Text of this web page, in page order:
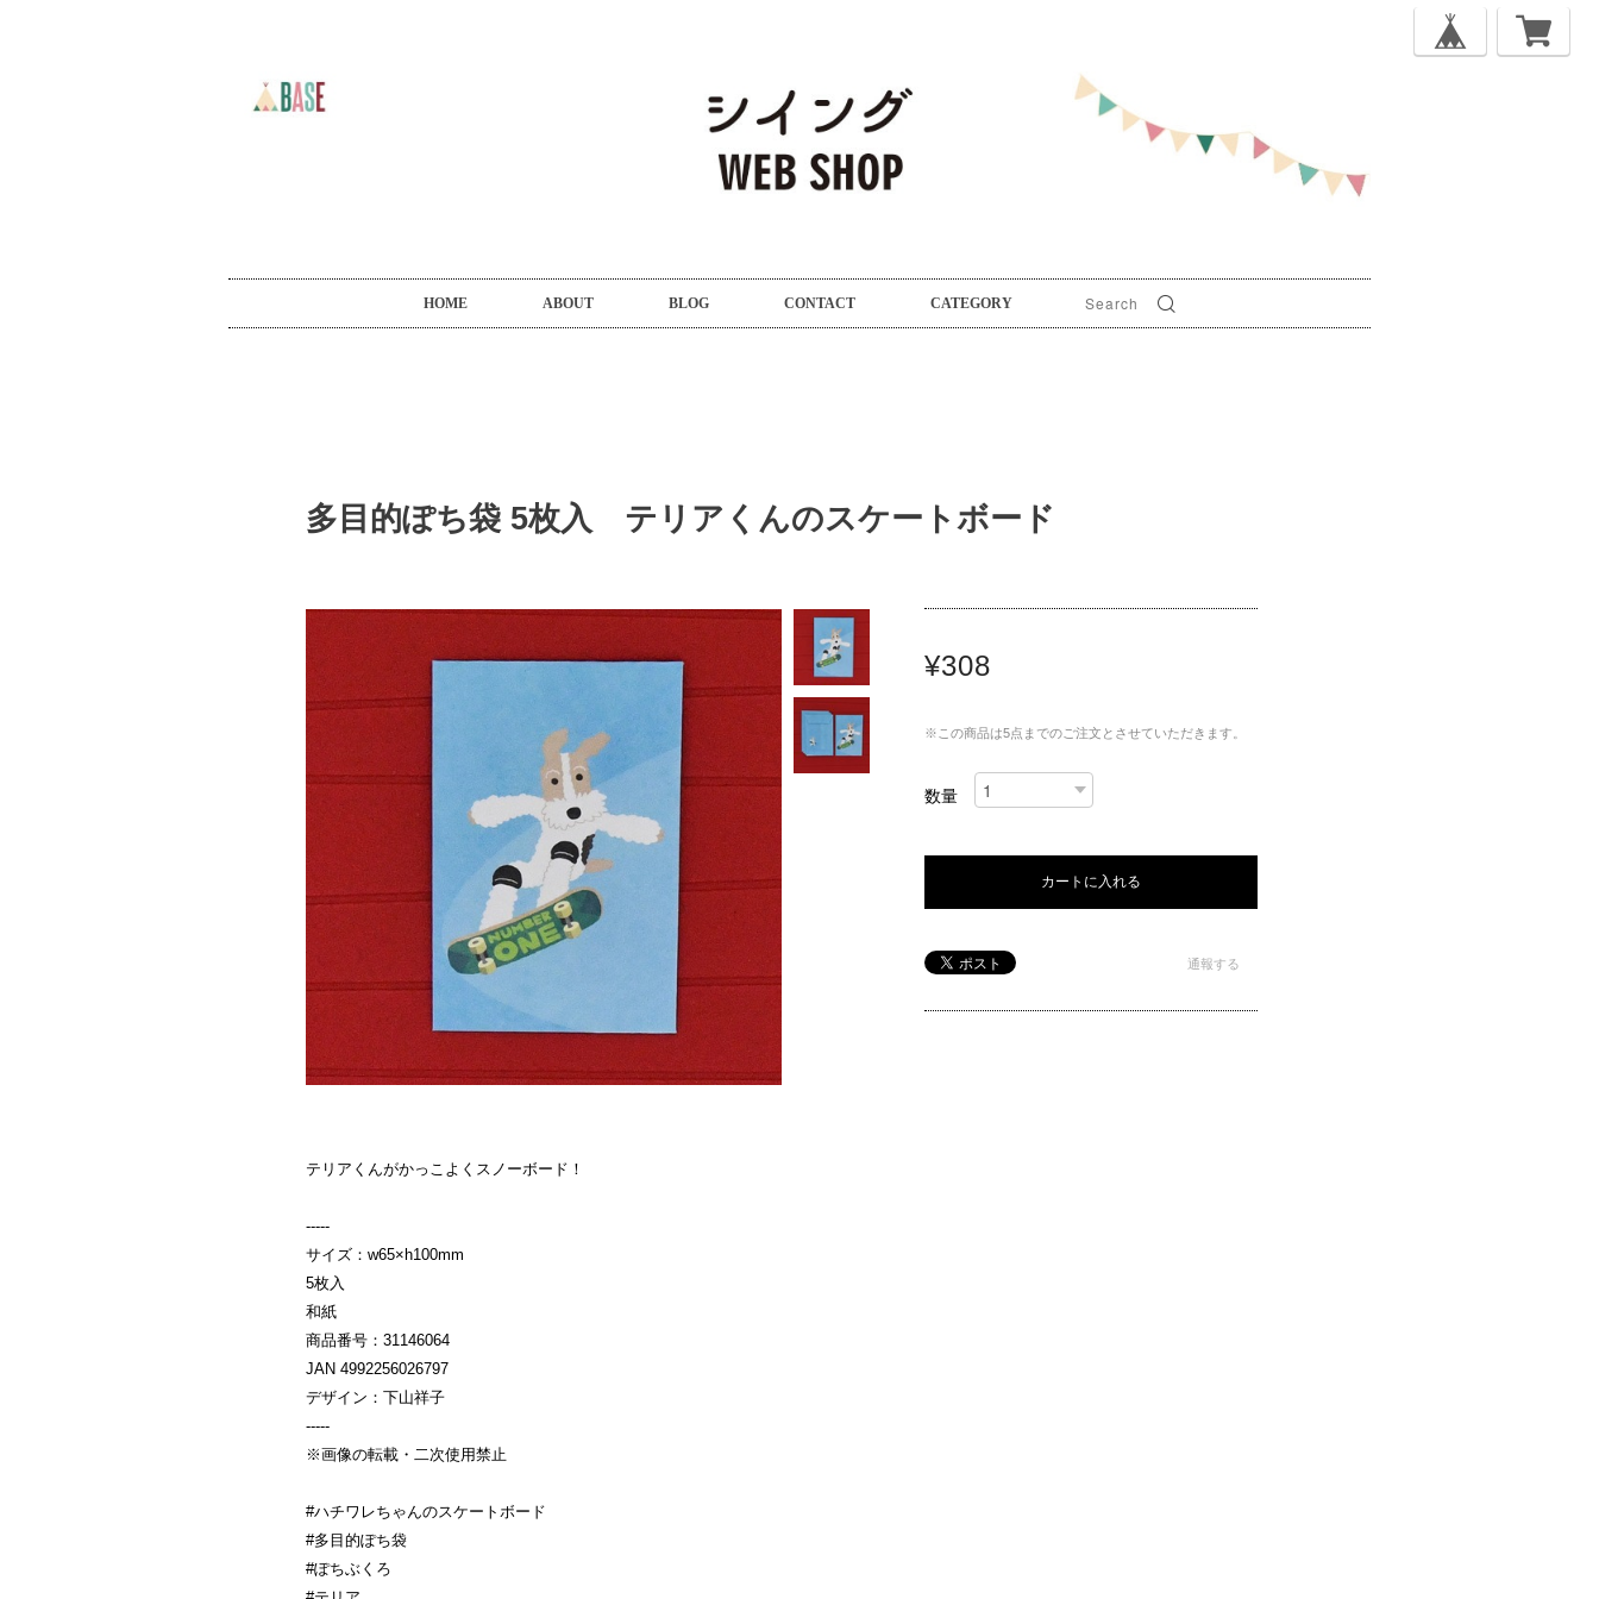
HOME ABOUT BLOG CONTACT CATEGORY
多目的ぽち袋 5枚入 テリアくんのスケートボード
テリアくんがかっこよくスノーボード！
-----
サイズ：w65×h100mm
5枚入
和紙
商品番号：31146064
JAN 4992256026797
デザイン：下山祥子
-----
※画像の転載・二次使用禁止
#ハチワレちゃんのスケートボード
#多目的ぽち袋
#ぽちぶくろ
¥308
※この商品は5点までのご注文とさせていただきます。
数量
カートに入れる
通報する